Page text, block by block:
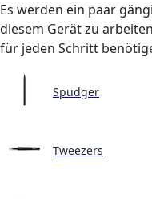
Es werden ein paar
diesem Gerät zu
für jeden Schritt
Spudger
Tweezers